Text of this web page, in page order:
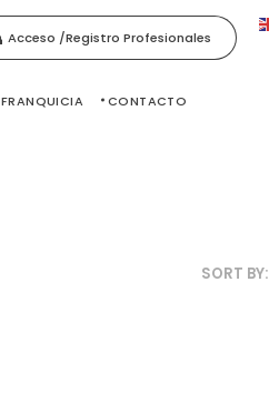
Acceso /Registro Profesionales
FRANQUICIA CONTACTO
SORT BY: